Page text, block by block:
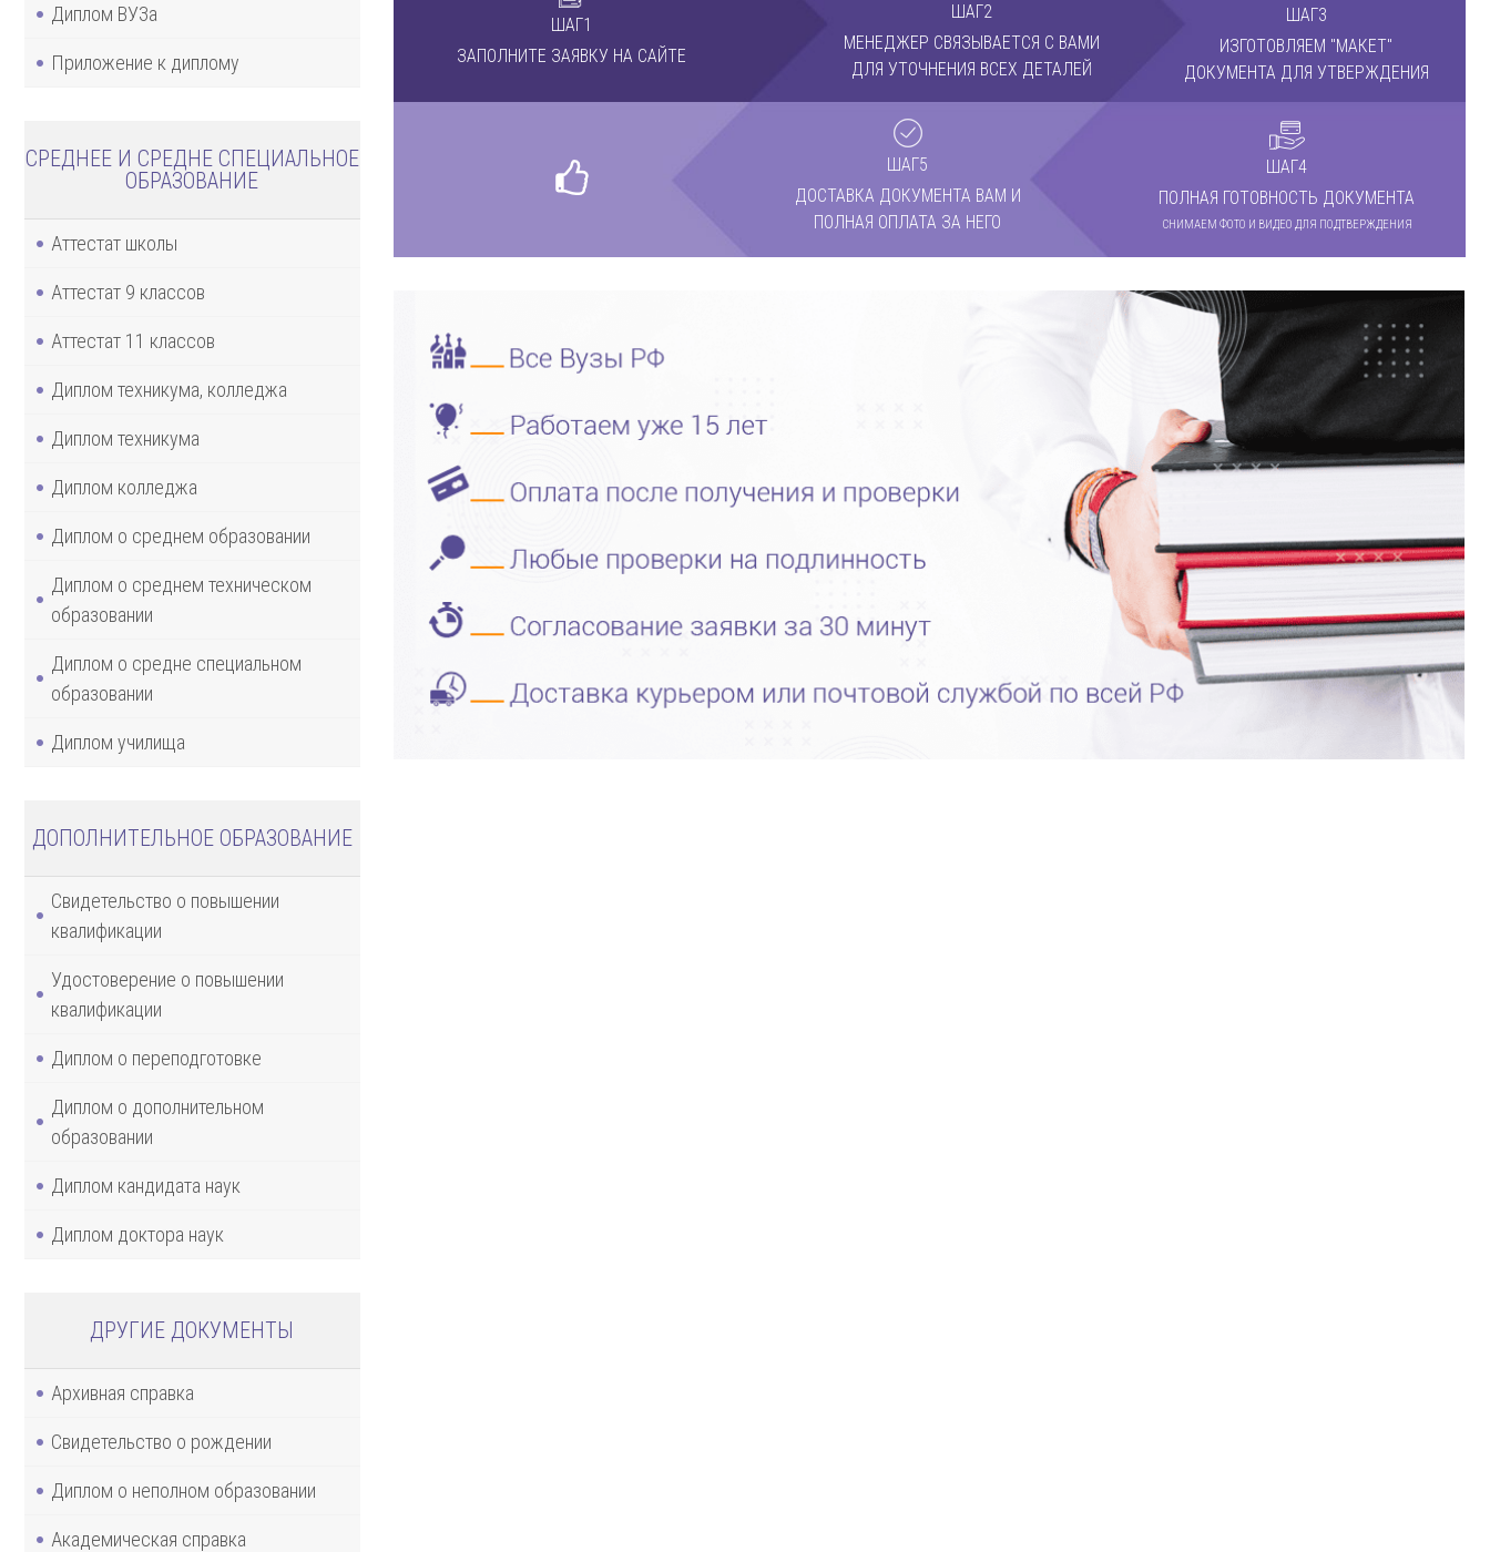
Диплом ВУЗа
Приложение к диплому
СРЕДНЕЕ И СРЕДНЕ СПЕЦИАЛЬНОЕ
ОБРАЗОВАНИЕ
Аттестат школы
Аттестат 9 классов
Аттестат 11 классов
Диплом техникума, колледжа
Диплом техникума
Диплом колледжа
Диплом о среднем образовании
Диплом о среднем техническом
образовании
Диплом о средне специальном
образовании
Диплом училища
ДОПОЛНИТЕЛЬНОЕ ОБРАЗОВАНИЕ
Свидетельство о повышении
квалификации
Удостоверение о повышении
квалификации
Диплом о переподготовке
Диплом о дополнительном
образовании
Диплом кандидата наук
Диплом доктора наук
ДРУГИЕ ДОКУМЕНТЫ
Архивная справка
Свидетельство о рождении
Диплом о неполном образовании
Академическая справка
ШАГ1
ЗАПОЛНИТЕ ЗАЯВКУ НА САЙТЕ
ШАГ2
МЕНЕДЖЕР СВЯЗЫВАЕТСЯ С ВАМИ
ДЛЯ УТОЧНЕНИЯ ВСЕХ ДЕТАЛЕЙ
ШАГ3
ИЗГОТОВЛЯЕМ "МАКЕТ"
ДОКУМЕНТА ДЛЯ УТВЕРЖДЕНИЯ
ШАГ5
ДОСТАВКА ДОКУМЕНТА ВАМ И
ПОЛНАЯ ОПЛАТА ЗА НЕГО
ШАГ4
ПОЛНАЯ ГОТОВНОСТЬ ДОКУМЕНТА
СНИМАЕМ ФОТО И ВИДЕО ДЛЯ ПОДТВЕРЖДЕНИЯ